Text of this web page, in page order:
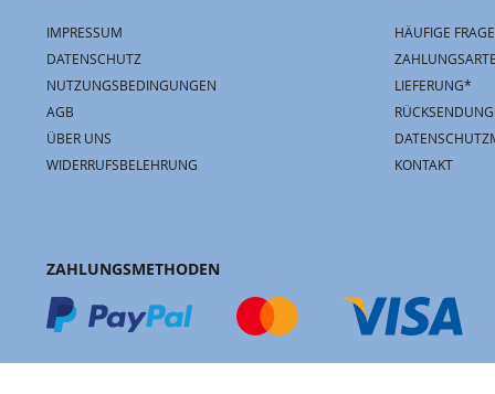
IMPRESSUM
DATENSCHUTZ
NUTZUNGSBEDINGUNGEN
AGB
ÜBER UNS
WIDERRUFSBELEHRUNG
HÄUFIGE
LIEFERUNG*
KONTAKT
ZAHLUNGSMETHODEN